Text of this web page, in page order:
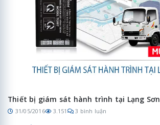
Thiết bị giám sát hành trình tại Lạng Sơn
31/05/2016 3.151 3 bình luận